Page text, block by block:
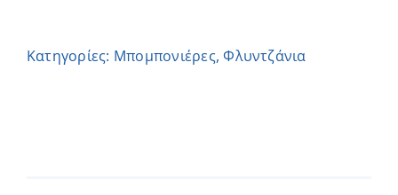
Κατηγορίες: Μπομπονιέρες,Φλυντζάνια